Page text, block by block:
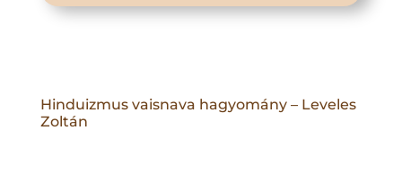
Hinduizmus vaisnava hagyomány – Leveles
Zoltán